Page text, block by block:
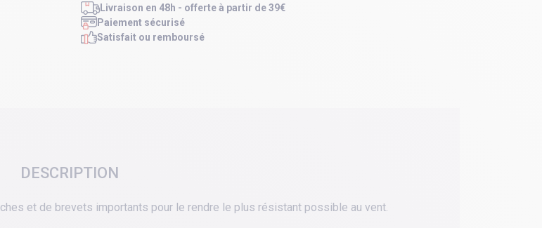
Livraison en 48h - offerte à partir de 39€
Paiement sécurisé
Satisfait ou remboursé
DESCRIPTION
et de brevets importants pour le rendre le plus résistant possible au vent.